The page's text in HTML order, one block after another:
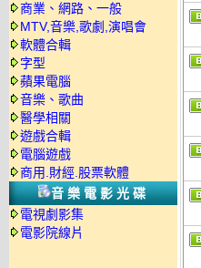
商業、網路、一般
MTV,音樂,歌劇,演唱會
軟體合輯
字型
蘋果電腦
音樂、歌曲
醫學相關
遊戲合輯
電腦遊戲
商用.財經.股票軟體
音樂電影光碟
電視劇影集
電影院線片